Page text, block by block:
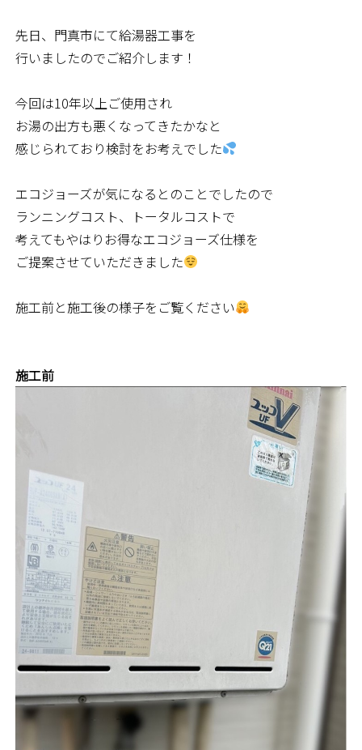
先日、門真市にて給湯器工事を
行いましたのでご紹介します！
今回は10年以上ご使用され
お湯の出方も悪くなってきたかなと
感じられており検討をお考えでした
エコジョーズが気になるとのことでしたので
ランニングコスト、トータルコストで
考えてもやはりお得なエコジョーズ仕様を
ご提案させていただきました
施工前と施工後の様子をご覧ください
施工前